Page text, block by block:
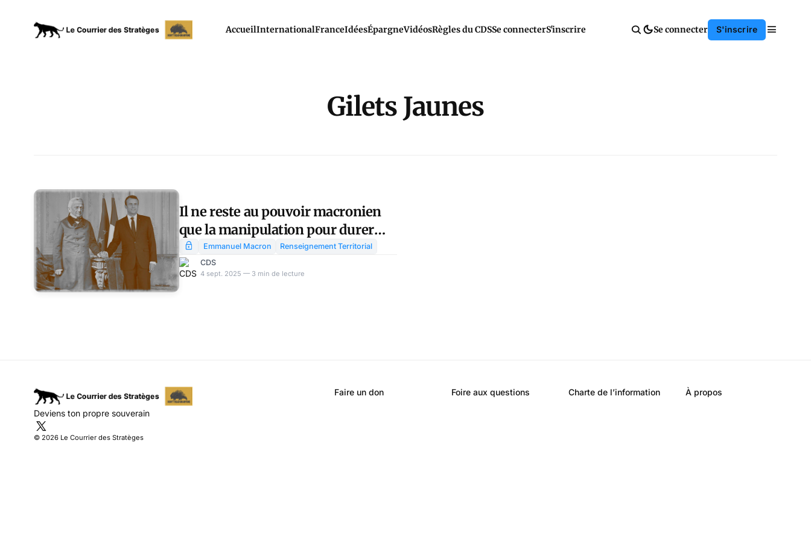
AccueilInternationalFranceIdéesÉpargneVidéosRègles du CDSSe connecterS'inscrire Se connecter S'inscrire
Gilets Jaunes
Il ne reste au pouvoir macronien
que la manipulation pour durer
encore un peu
Emmanuel Macron
Renseignement Territorial
CDS
4 sept. 2025 — 3 min de lecture
Deviens ton propre souverain
© 2026 Le Courrier des Stratèges
Faire un don Foire aux questions Charte de l’information À propos